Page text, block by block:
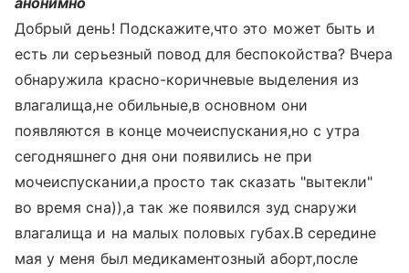
Добрый день! Подскажите,что это может быть и
есть ли серьезный повод для беспокойства? Вчера
обнаружила красно-коричневые выделения из
влагалища,не обильные,в основном они
появляются в конце мочеиспускания,но с утра
сегодняшнего дня они появились не при
мочеиспускании,а просто так сказать "вытекли"
во время сна)),а так же появился зуд снаружи
влагалища и на малых половых губах.В середине
мая у меня был медикаментозный аборт,после